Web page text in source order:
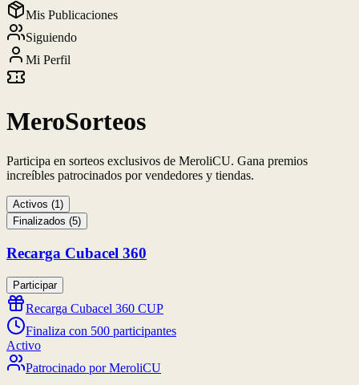
Mis Publicaciones
Siguiendo
Mi Perfil
MeroSorteos
Participa en sorteos exclusivos de MeroliCU. Gana premios
increíbles patrocinados por vendedores y tiendas.
Activos (1 )
Finalizados (5)
Recarga Cubacel 360
Participar
Recarga Cubacel 360 CUP
Finaliza con 500 participantes
Activo
Patrocinado porMeroliCU